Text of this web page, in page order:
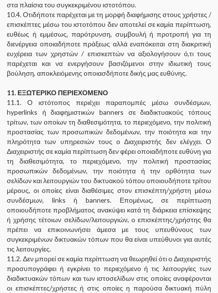
στα πλαίσια του συγκεκριμένου ιστοτόπου.
10.4. Οτιδήποτε παρέχεται με τη μορφή διαφήμισης στους χρήστες /
επισκέπτες μέσω του ιστοτόπου δεν αποτελεί σε καμία περίπτωση,
ευθέως ή εμμέσως, παρότρυνση, συμβουλή ή προτροπή για τη
διενέργεια οποιαδήποτε πράξεως αλλά εναπόκειται στη διακριτική
ευχέρεια των χρηστών / επισκεπτών να αξιολογήσουν ό,τι τους
παρέχεται και να ενεργήσουν βασιζόμενοι στην ιδιωτική τους
βούληση, αποκλειόμενης οποιασδήποτε δικής μας ευθύνης.
11. ΕΞΩΤΕΡΙΚΟ ΠΕΡΙΕΧΟΜΕΝΟ
11.1. Ο ιστότοπος περιέχει παραπομπές μέσω συνδέσμων,
hyperlinks ή διαφημιστικών banners σε διαδικτυακούς τόπους
τρίτων, των οποίων τη διαθεσιμότητα, το περιεχόμενο, την πολιτική
προστασίας των προσωπικών δεδομένων, την ποιότητα και την
πληρότητα των υπηρεσιών τους ο Διαχειριστής δεν ελέγχει. Ο
Διαχειριστής σε καμία περίπτωση δεν φέρει οποιαδήποτε ευθύνη για
τη διαθεσιμότητα, το περιεχόμενο, την πολιτική προστασίας
προσωπικών δεδομένων, την ποιότητα ή την ορθότητα των
σελίδων και λειτουργιών του δικτυακού τόπου οποιουδήποτε τρίτου
μέρους, οι οποίες είναι διαθέσιμες στον επισκέπτη/χρήστη μέσω
συνδέσμων, links ή banners. Επομένως, σε περίπτωση
οποιουδήποτε προβλήματος ανακύψει κατά τη διάρκεια επίσκεψης
ή χρήσης τέτοιων σελίδων/λειτουργιών, ο επισκέπτης/χρήστης θα
πρέπει να επικοινωνήσει άμεσα με τους υπευθύνους των
συγκεκριμένων δικτυακών τόπων που θα είναι υπεύθυνοι για αυτές
τις λειτουργίες.
11.2. Δεν μπορεί σε καμία περίπτωση να θεωρηθεί ότι ο Διαχειριστής
προσυπογράφει ή εγκρίνει το περιεχόμενο ή τις λειτουργίες των
διαδικτυακών τόπων και των ιστοσελίδων στις οποίες αναφέρονται
οι επισκέπτες/χρήστες ή στις οποίες η παρούσα δικτυακή πύλη